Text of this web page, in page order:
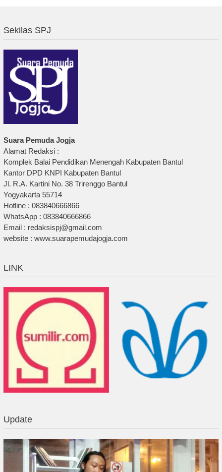
Sekilas SPJ
Suara Pemuda Jogja
Alamat Redaksi :
Komplek Balai Pendidikan Menengah Kabupaten Bantul
Kantor DPD KNPI Kabupaten Bantul
Jl. R.A. Kartini No. 38 Trirenggo Bantul
Yogyakarta 55714
Hotline : 083840666866
WhatsApp : 083840666866
Email : redaksispj@gmail.com
website : www.suarapemudajogja.com
LINK
Update